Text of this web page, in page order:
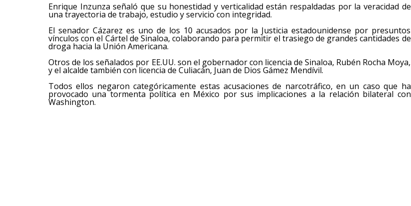
Enrique Inzunza señaló que su honestidad y verticalidad están respaldadas por la veracidad de
una trayectoria de trabajo, estudio y servicio con integridad.
El senador Cázarez es uno de los 10 acusados por la Justicia estadounidense por presuntos
vínculos con el Cártel de Sinaloa, colaborando para permitir el trasiego de grandes cantidades de
droga hacia la Unión Americana.
Otros de los señalados por EE.UU. son el gobernador con licencia de Sinaloa, Rubén Rocha Moya,
y el alcalde también con licencia de Culiacán, Juan de Dios Gámez Mendívil.
Todos ellos negaron categóricamente estas acusaciones de narcotráfico, en un caso que ha
provocado una tormenta política en México por sus implicaciones a la relación bilateral con
Washington.